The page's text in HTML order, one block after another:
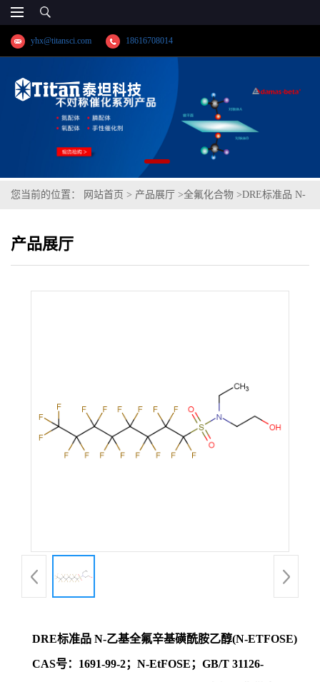
yhx@titansci.com 18616708014
您当前的位置： 网站首页 > 产品展厅 >全氟化合物 >DRE标准品 N-
EtFOSE；GB/T 31126-2014;GB/T31126;GBT31126-2014（泰坦现货供
产品展厅
DRE标准品 N-乙基全氟辛基磺酰胺乙醇(N-ETFOSE)
CAS号：1691-99-2；N-EtFOSE；GB/T 31126-